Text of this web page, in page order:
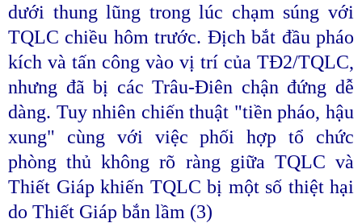
dưới thung lũng trong lúc chạm súng với
TQLC chiều hôm trước. Địch bắt đầu pháo
kích và tấn công vào vị trí của TĐ2/TQLC,
nhưng đã bị các Trâu-Điên chận đứng dễ
dàng. Tuy nhiên chiến thuật "tiền pháo, hậu
xung" cùng với việc phối hợp tổ chức
phòng thủ không rõ ràng giữa TQLC và
Thiết Giáp khiến TQLC bị một số thiệt hại
do Thiết Giáp bắn lầm (3)